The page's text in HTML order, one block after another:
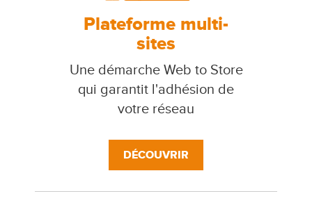
Plateforme multi-
sites
Une démarche Web to Store
qui garantit l'adhésion de
votre réseau
DÉCOUVRIR